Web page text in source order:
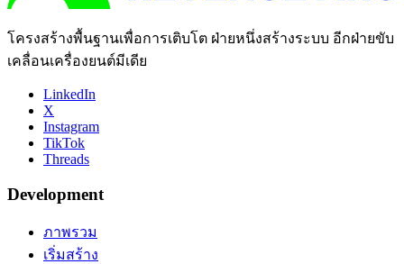
โครงสร้างพื้นฐานเพื่อการเติบโต ฝ่ายหนึ่งสร้างระบบ อีกฝ่ายขับ
เคลื่อนเครื่องยนต์มีเดีย
LinkedIn
X
Instagram
TikTok
Threads
Development
ภาพรวม
เริ่มสร้าง